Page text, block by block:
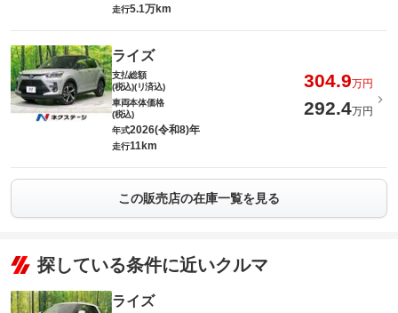
走行5.1万km
ライズ
支払総額
(税込)(リ済込)
304.9万円
車両本体価格
(税込)
292.4万円
年式2026(令和8)年
走行11km
この販売店の在庫一覧を見る
探している条件に近いクルマ
ライズ